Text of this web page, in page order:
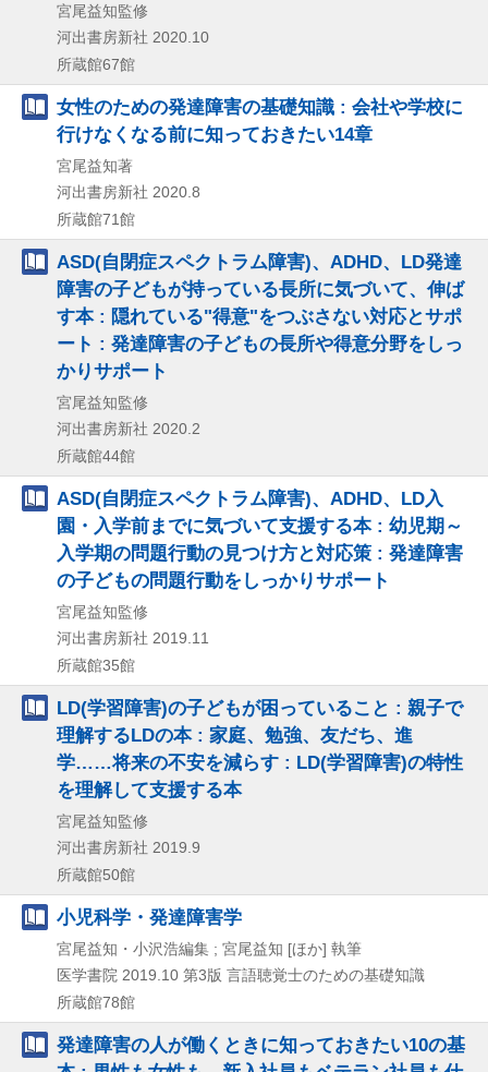
宮尾益知監修
河出書房新社 2020.10
所蔵館67館
女性のための発達障害の基礎知識 : 会社や学校に
行けなくなる前に知っておきたい14章
宮尾益知著
河出書房新社 2020.8
所蔵館71館
ASD(自閉症スペクトラム障害)、ADHD、LD発達
障害の子どもが持っている長所に気づいて、伸ば
す本 : 隠れている"得意"をつぶさない対応とサポ
ート : 発達障害の子どもの長所や得意分野をしっ
かりサポート
宮尾益知監修
河出書房新社 2020.2
所蔵館44館
ASD(自閉症スペクトラム障害)、ADHD、LD入
園・入学前までに気づいて支援する本 : 幼児期～
入学期の問題行動の見つけ方と対応策 : 発達障害
の子どもの問題行動をしっかりサポート
宮尾益知監修
河出書房新社 2019.11
所蔵館35館
LD(学習障害)の子どもが困っていること : 親子で
理解するLDの本 : 家庭、勉強、友だち、進
学……将来の不安を減らす : LD(学習障害)の特性
を理解して支援する本
宮尾益知監修
河出書房新社 2019.9
所蔵館50館
小児科学・発達障害学
宮尾益知・小沢浩編集 ; 宮尾益知 [ほか] 執筆
医学書院 2019.10 第3版 言語聴覚士のための基礎知識
所蔵館78館
発達障害の人が働くときに知っておきたい10の基